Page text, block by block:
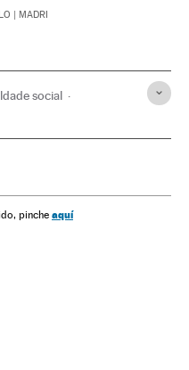
| MADRI
social
pinche aquí